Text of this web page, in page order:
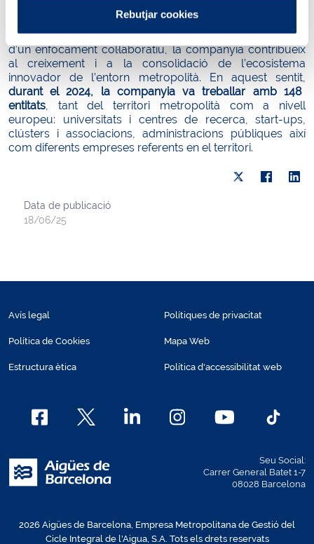
Rebutjar cookies
A Aigües de Barcelona, la innovació esdevé
per a la cerca de les millors solucions
davant dels principals reptes ambientals i socials. Des
d’un enfocament col·laboratiu, la companyia contribueix
al creixement i a la consolidació de l’ecosistema
innovador de l’entorn metropolità. En aquest sentit,
durant el 2024, la companyia va treballar amb 148
entitats, tant del territori metropolità com a nivell
europeu: universitats i centres de recerca, start-ups,
clústers i associacions, administracions públiques així
com diferents empreses referents en el territori.
Data de publicació
18/06/25
Avís legal
Política de Cookies
Estructura ètica
Polítiques de privacitat
Mapa Web
Política d'accessibilitat web
Seu Social:
Carrer General Batet 1-7
08028 Barcelona
2026 Aigües de Barcelona, Empresa Metropolitana de Gestió del
Cicle Integral de l'Aigua, S.A. Tots els drets reservats